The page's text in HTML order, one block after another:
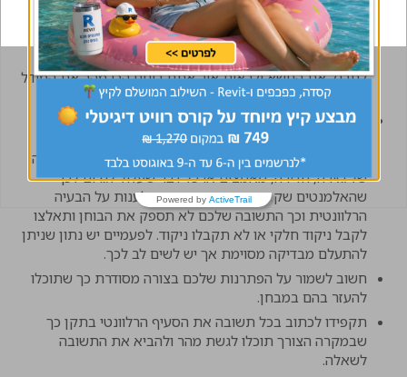
סדירות או שלא ניתן לקבוע בוודאות מה הסכמה הסטטית,
מומלץ מאוד להשתמש בתוכנה של אלמנטים סופיים ע"מ
לחשב עובי דרוש בשיטת הפתור מכפף (תקן 466.2). מומלץ
לתרגל את הנושא ולראות איך אתם בונים הכי מהר את המודל
בנתנונים הקיימים בשאלה ומחלצים תוצאות.
במהלך הלמידה יש לתרגל כתיבה של פתרון מלא ומסודר
ולחשוב על כל בעיה אפשרית. לא מספיק לקבוע עובי של
אלמנטיים ע"פ פתור מכפף למשל אלא לקחת בחשבון בעיה
של גזירה, חדירה, מאמצים או כל דבר שעלול לגרום לכך
שהאלמנטים שקבעתם אינם מספיקים לענות על הבעיה
הרלוונטית וכך התשובה שלכם לא תספק את הבוחן ותאלצו
לקבל ניקוד חלקי או לא תקבלו ניקוד. לפעמיים יש נתון שניתן
להתעלם מבדיקה מסוימת אך יש לשים לב לכך.
חשוב לשמור על הפתרנות שלכם בצורה מסודרת כך שתוכלו
להעזר בהם במבחן.
תקפידו לכתוב בכל תשובה את הסעיף הרלוונטי בתקן כך
שבמקרה הצורך תוכלו לגשת מהר ולהביא את התשובה
לשאלה.
Powered by ActiveTrail